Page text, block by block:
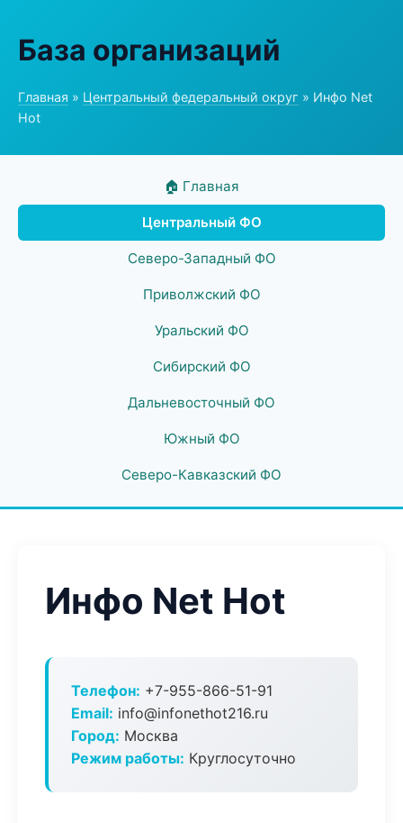
База организаций
Главная » Центральный федеральный округ » Инфо Net
Hot
🏠 Главная
Центральный ФО
Северо-Западный ФО
Приволжский ФО
Уральский ФО
Сибирский ФО
Дальневосточный ФО
Южный ФО
Северо-Кавказский ФО
Инфо Net Hot
Телефон: +7-955-866-51-91
Email: info@infonethot216.ru
Город: Москва
Режим работы: Круглосуточно